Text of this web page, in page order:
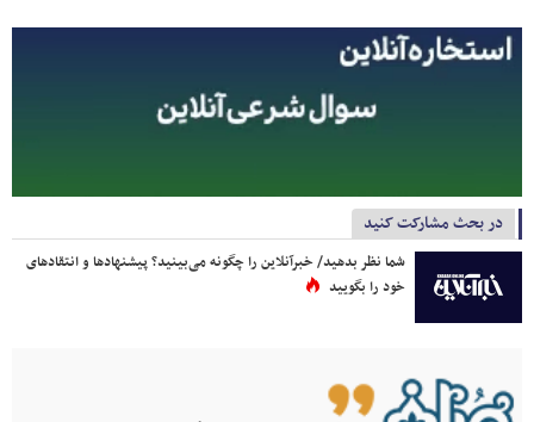
در بحث مشارکت کنید
شما نظر بدهید/ خبرآنلاین را چگونه می‌بینید؟ پیشنهادها و انتقادهای
خود را بگویید